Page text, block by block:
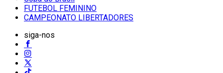
FUTEBOL FEMININO
CAMPEONATO LIBERTADORES
siga-nos